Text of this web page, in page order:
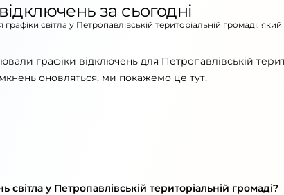
за сьогодні
світла у Петропавлівській територіальній громаді:
графіки відключень для Петропавлівській
оновляться, ми покажемо це тут.
у Петропавлівській територіальній громаді?